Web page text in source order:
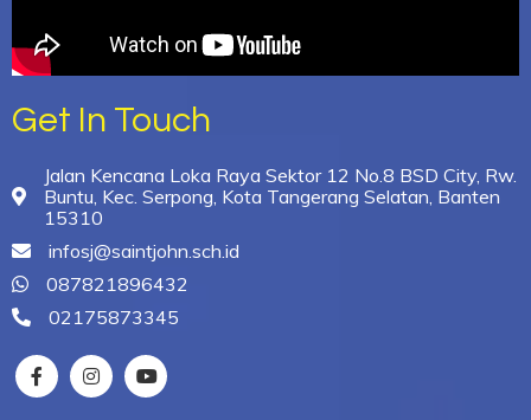
Get In Touch
Jalan Kencana Loka Raya Sektor 12 No.8 BSD City, Rw.
Buntu, Kec. Serpong, Kota Tangerang Selatan, Banten
15310
infosj@saintjohn.sch.id
087821896432
02175873345